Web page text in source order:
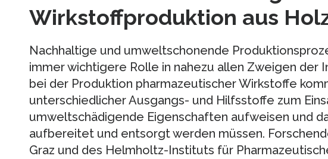
Wirkstoffproduktion aus
Nachhaltige und umweltschonende
immer wichtigere Rolle in nahezu allen Zweigen der
bei der Produktion pharmazeutischer Wirkstoffe
unterschiedlicher Ausgangs- und Hilfsstoffe zum
umweltschädigende Eigenschaften aufweisen und
aufbereitet und entsorgt werden müssen.
Graz und des Helmholtz-Instituts für